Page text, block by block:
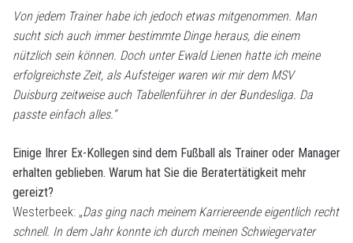
Von jedem Trainer habe ich jedoch etwas mitgenommen. Man
sucht sich auch immer bestimmte Dinge heraus, die einem
nützlich sein können. Doch unter Ewald Lienen hatte ich meine
erfolgreichste Zeit, als Aufsteiger waren wir mir dem MSV
Duisburg zeitweise auch Tabellenführer in der Bundesliga. Da
passte einfach alles.“
Einige Ihrer Ex-Kollegen sind dem Fußball als Trainer oder Manager
erhalten geblieben. Warum hat Sie die Beratertätigkeit mehr
gereizt?
Westerbeek: „Das ging nach meinem Karriereende eigentlich recht
schnell. In dem Jahr konnte ich durch meinen Schwiegervater